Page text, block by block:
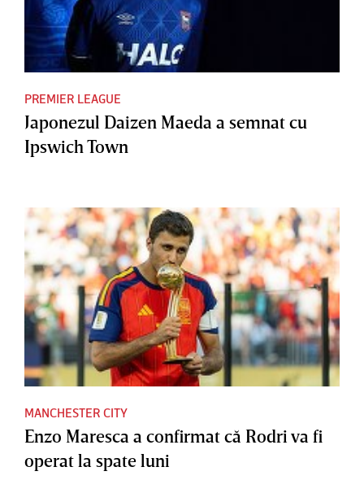
PREMIER LEAGUE
Japonezul Daizen Maeda a semnat cu
Ipswich Town
MANCHESTER CITY
Enzo Maresca a confirmat că Rodri va fi
operat la spate luni